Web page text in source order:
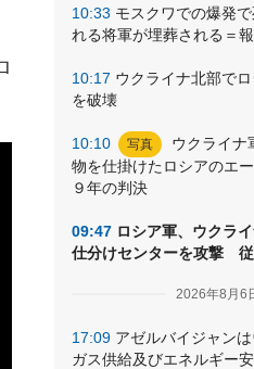
10:33 モスクワでの爆発
れる将軍が埋葬される＝
10:17 ウクライナ北部で
を破壊
10:10 写真
ウクライナ
物を仕掛けたロシアのエ
９年の判決
09:47 ロシア軍、ウクラ
仕分けセンターを攻撃
2026年8月6
17:09 アゼルバイジャン
ガス供給及びエネルギー